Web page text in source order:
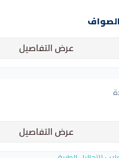
عرض التفاصيل
عرض التفاصيل